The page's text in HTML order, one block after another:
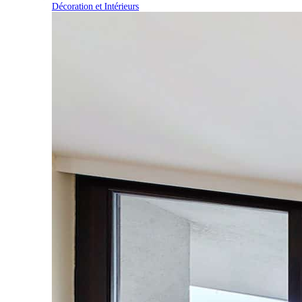
Décoration et Intérieurs